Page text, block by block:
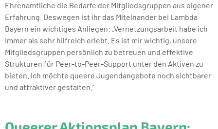
Ehrenamtliche die Bedarfe der Mitgliedsgruppen aus eigener
Erfahrung. Deswegen ist ihr das Miteinander bei Lambda
Bayern ein wichtiges Anliegen: „Vernetzungsarbeit habe ich
immer als sehr hilfreich erlebt. Es ist mir wichtig, unsere
Mitgliedsgruppen persönlich zu betreuen und effektive
Strukturen für Peer-to-Peer-Support unter den Aktiven zu
bieten. Ich möchte queere Jugendangebote noch sichtbarer
und attraktiver gestalten.“